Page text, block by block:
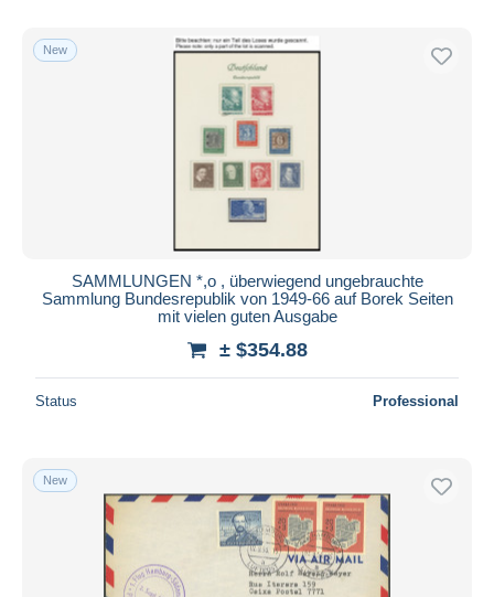
New
SAMMLUNGEN *,o , überwiegend ungebrauchte
Sammlung Bundesrepublik von 1949-66 auf Borek Seiten
mit vielen guten Ausgabe
± $354.88
Status Professional
New